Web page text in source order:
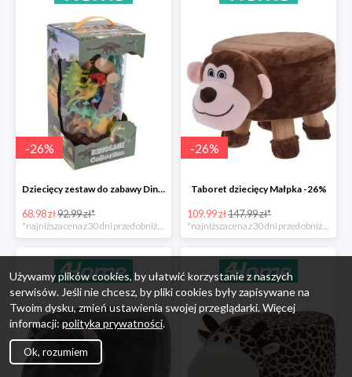
-26%
Dziecięcy zestaw do zabawy Dinosaur Collection -26%
68.98 zł92.99 zł*
-26%
Taboret dziecięcy Małpka -26%
109.99 zł147.99 zł*
Używamy plików cookies, by ułatwić korzystanie z naszych
serwisów. Jeśli nie chcesz, by pliki cookies były zapisywane na
Twoim dysku, zmień ustawienia swojej przeglądarki. Więcej
informacji: polityka prywatności.
Ok, rozumiem